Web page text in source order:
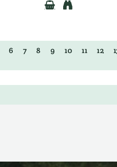


6 7 8 9 10 11 12